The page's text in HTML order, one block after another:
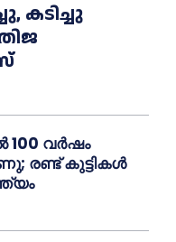
കടിച്ചു
100 വർഷം
രണ്ട് കുട്ടികള്‍